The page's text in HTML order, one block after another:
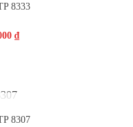
8333
₫
8307